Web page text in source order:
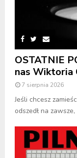
OSTATNIE
nas Wiktoria
7 sierpnia 2026
Jeśli chcesz
odszedł na